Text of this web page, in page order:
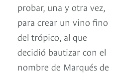
probar, una y otra vez,
para crear un vino fino
del trópico, al que
decidió bautizar con el
nombre de Marqués de